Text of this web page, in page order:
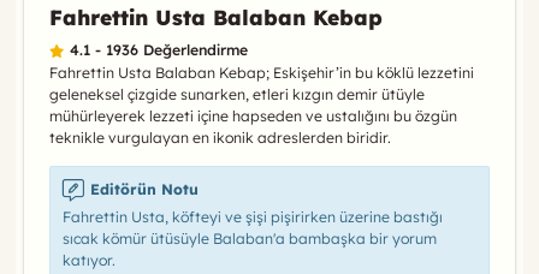
Fahrettin Usta Balaban Kebap
4.1 - 1936 Değerlendirme
Fahrettin Usta Balaban Kebap; Eskişehir’in bu köklü lezzetini
geleneksel çizgide sunarken, etleri kızgın demir ütüyle
mühürleyerek lezzeti içine hapseden ve ustalığını bu özgün
teknikle vurgulayan en ikonik adreslerden biridir.
Editörün Notu
Fahrettin Usta, köfteyi ve şişi pişirirken üzerine bastığı
sıcak kömür ütüsüyle Balaban'a bambaşka bir yorum
katıyor.